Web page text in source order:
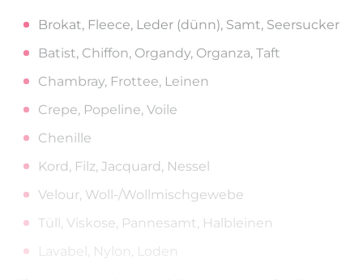
Brokat, Fleece, Leder (dünn), Samt, Seersucker
Batist, Chiffon, Organdy, Organza, Taft
Chambray, Frottee, Leinen
Crepe, Popeline, Voile
Chenille
Kord, Filz, Jacquard, Nessel
Velour, Woll-/Wollmischgewebe
Tüll, Viskose, Pannesamt, Halbleinen
Lavabel, Nylon, Loden